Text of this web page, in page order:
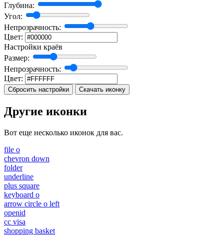
Глубина:
Угол:
Непрозрачность:
Цвет:
Настройки краёв
Размер:
Непрозрачность:
Цвет:
Сбросить настройки Скачать иконку
Другие иконки
Вот еще несколько иконок для вас.
file o
chevron down
folder
underline
plus square
keyboard o
arrow circle o left
openid
cc visa
shopping basket